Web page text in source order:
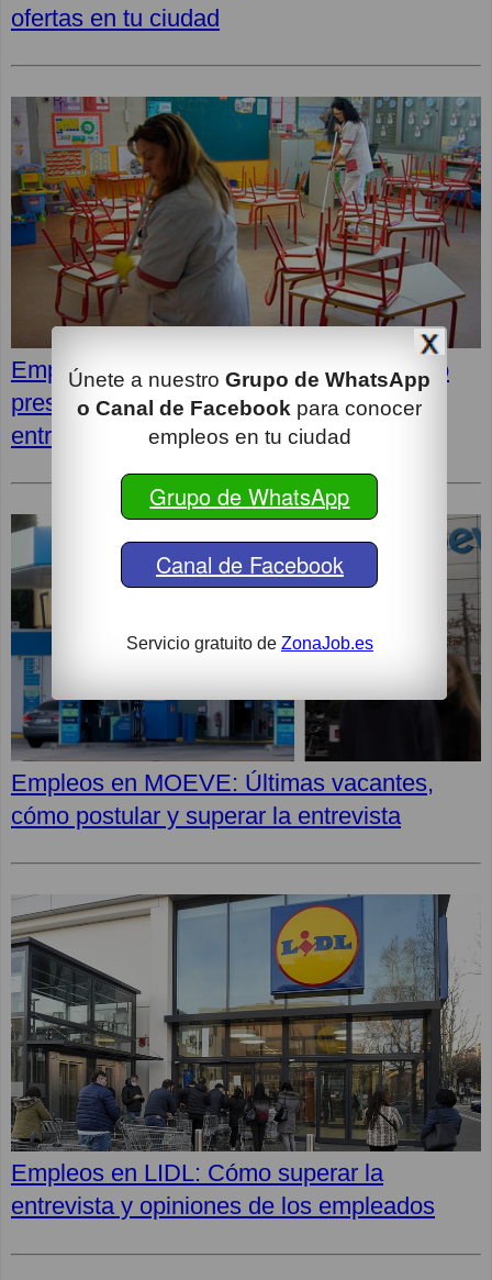
Únete a nuestro Grupo de WhatsApp
o Canal de Facebook para conocer
empleos en tu ciudad
Grupo de WhatsApp
Canal de Facebook
Servicio gratuito de ZonaJob.es
ofertas en tu ciudad
Empleos en Clece: Últimas ofertas, cómo
presentar tu candidatura y superar la
entrevista
Empleos en MOEVE: Últimas vacantes,
cómo postular y superar la entrevista
Empleos en LIDL: Cómo superar la
entrevista y opiniones de los empleados